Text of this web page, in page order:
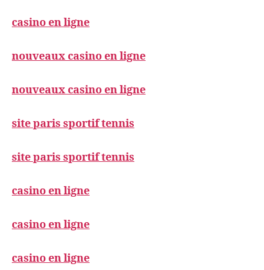
casino en ligne
nouveaux casino en ligne
nouveaux casino en ligne
site paris sportif tennis
site paris sportif tennis
casino en ligne
casino en ligne
casino en ligne